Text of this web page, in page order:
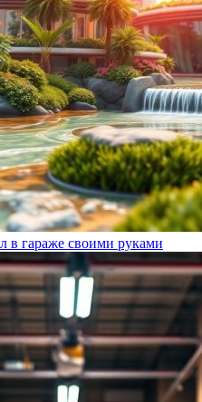
в гараже своими руками